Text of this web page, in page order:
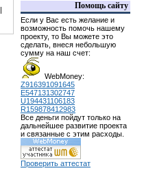
Помощь сайту
Если у Вас есть желание и
возможность помочь нашему
проекту, то Вы можете это
сделать, внеся небольшую
сумму на наш счет:
WebMoney:
Z916391091645
E547131302747
U194431106183
R159878412983
Все деньги пойдут только на
дальнейшее развитие проекта
и связанные с этим расходы.
Проверить аттестат